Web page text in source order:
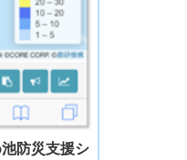
防災支援シ